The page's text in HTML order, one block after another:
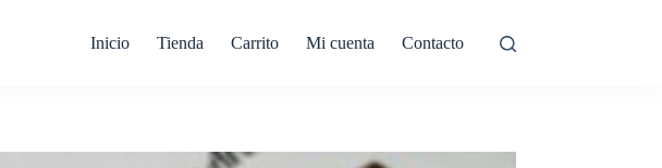
Inicio Tienda Carrito Mi cuenta Contacto